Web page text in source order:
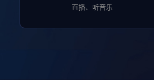
直播、听音乐